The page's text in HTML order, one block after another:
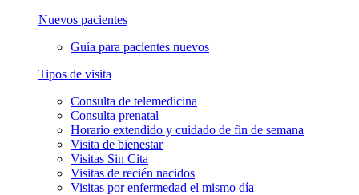
Nuevos pacientes
Guía para pacientes nuevos
Tipos de visita
Consulta de telemedicina
Consulta prenatal
Horario extendido y cuidado de fin de semana
Visita de bienestar
Visitas Sin Cita
Visitas de recién nacidos
Visitas por enfermedad el mismo día